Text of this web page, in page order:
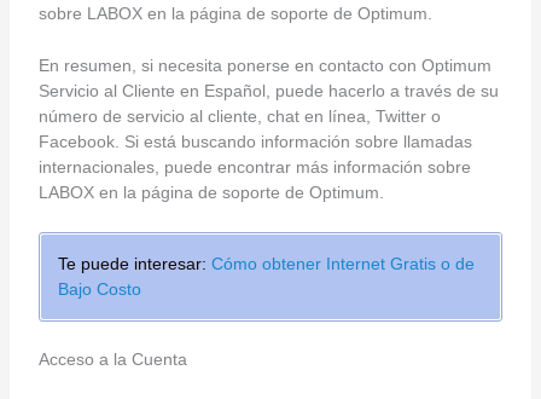
sobre LABOX en la página de soporte de Optimum.
En resumen, si necesita ponerse en contacto con Optimum
Servicio al Cliente en Español, puede hacerlo a través de su
número de servicio al cliente, chat en línea, Twitter o
Facebook. Si está buscando información sobre llamadas
internacionales, puede encontrar más información sobre
LABOX en la página de soporte de Optimum.
Te puede interesar: Cómo obtener Internet Gratis o de
Bajo Costo
Acceso a la Cuenta